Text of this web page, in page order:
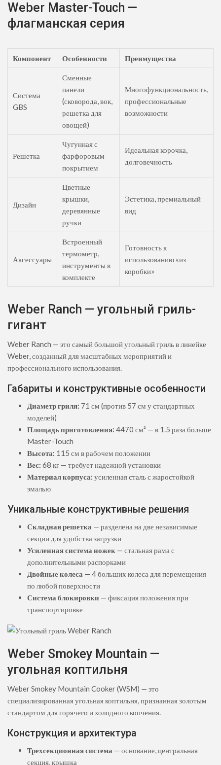
Weber Master-Touch —
флагманская серия
Компонент Особенности Преимущества
Система
GBS
Сменные
панели
(сковорода, вок,
решетка для
овощей)
Многофункциональность,
профессиональные
возможности
Решетка
Чугунная с
фарфоровым
покрытием
Идеальная корочка,
долговечность
Дизайн
Цветные
крышки,
деревянные
ручки
Эстетика, премиальный
вид
Аксессуары
Встроенный
термометр,
инструменты в
комплекте
Готовность к
использованию «из
коробки»
Weber Ranch — угольный гриль-
гигант
Weber Ranch — это самый большой угольный гриль в линейке
Weber, созданный для масштабных мероприятий и
профессионального использования.
Габариты и конструктивные особенности
Диаметр гриля: 71 см (против 57 см у стандартных
моделей)
Площадь приготовления: 4470 см² — в 1.5 раза больше
Master-Touch
Высота: 115 см в рабочем положении
Вес: 68 кг — требует надежной установки
Материал корпуса: усиленная сталь с жаростойкой
эмалью
Уникальные конструктивные решения
Складная решетка — разделена на две независимые
секции для удобства загрузки
Усиленная система ножек — стальная рама с
дополнительными распорками
Двойные колеса — 4 больших колеса для перемещения
по любой поверхности
Система блокировки — фиксация положения при
транспортировке
Weber Smokey Mountain —
угольная коптильня
Weber Smokey Mountain Cooker (WSM) — это
специализированная угольная коптильня, признанная золотым
стандартом для горячего и холодного копчения.
Конструкция и архитектура
Трехсекционная система — основание, центральная
секция, крышка